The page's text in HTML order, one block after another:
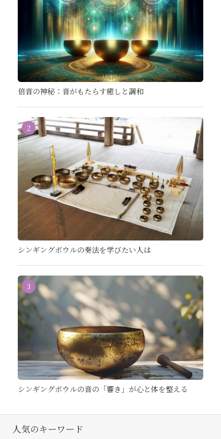
倍音の神秘：音がもたらす癒しと調和
2
シンギングボウルの奏法を学びたい人は
3
シンギングボウルの音の「響き」が心と体を整える
人気のキーワード